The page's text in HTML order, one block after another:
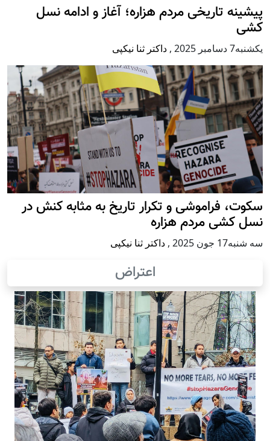
پيشينه تاريخی مردم هزاره؛ آغاز و ادامه نسل
کشی
يكشنبه7 دسامبر 2025 , داکتر ثنا نیکپی
سکوت، فراموشی و تکرار تاريخ به مثابه کنش در
نسل کشی مردم هزاره
سه شنبه17 جون 2025 , داکتر ثنا نیکپی
اعتراض